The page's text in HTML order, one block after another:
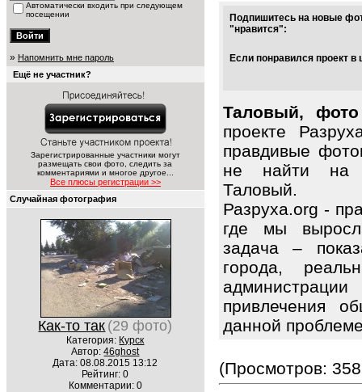
Автоматически входить при следующем
посещении
» Напомнить мне пароль
Ещё не участник?
Зарегистрированные участники могут
размещать свои фото, следить за
комментариями и многое другое...
Все плюсы регистрации >>
Случайная фотография
Как-то так (29 фото)
Категория: Курск
Автор:46ghost
Дата: 08.08.2015 13:12
Рейтинг: 0
Комментарии: 0
Подпишитесь на новые
"нравится":
Если понравился проект
Таловый,
проекте
правдивые
не найти на
Таловый.
Разруха.org -
где мы
задача –
города,
привлечения
данной
(Просмотров: